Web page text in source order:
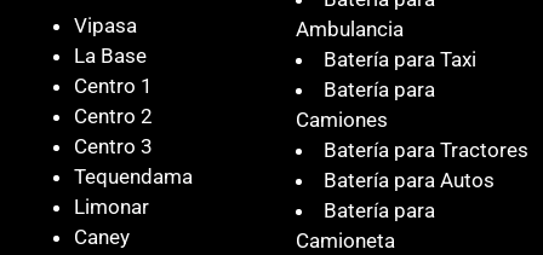
Vipasa
La Base
Centro 1
Centro 2
Centro 3
Tequendama
Limonar
Caney
Ambulancia
Batería para Taxi
Batería para
Camiones
Batería para Tractores
Batería para Autos
Batería para
Camioneta